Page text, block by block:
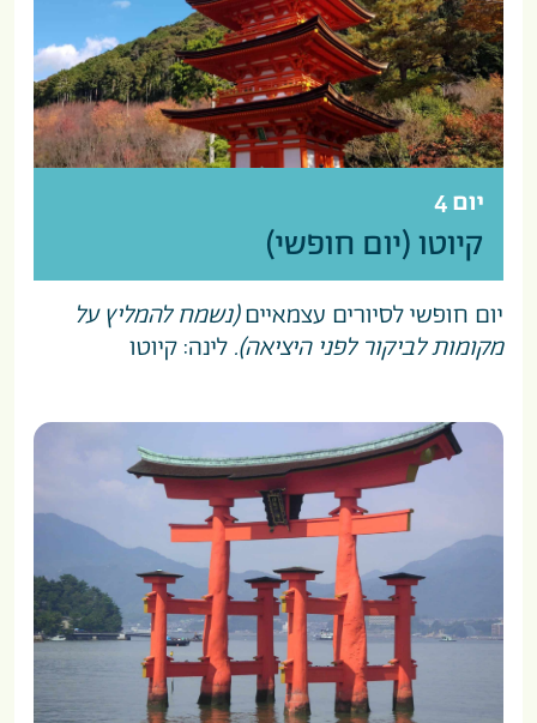
יום 4
קיוטו (יום חופשי)
יום חופשי לסיורים עצמאיים(נשמח להמליץ על
מקומות לביקור לפני היציאה). לינה: קיוטו